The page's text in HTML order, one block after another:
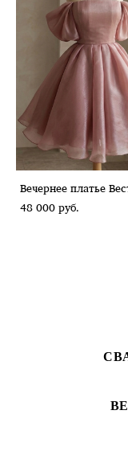
Вечернее платье
48 000 pуб.